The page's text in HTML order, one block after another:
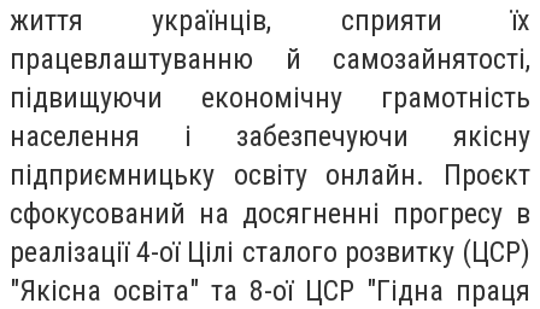
життя українців, сприяти їх
працевлаштуванню й самозайнятості,
підвищуючи економічну грамотність
населення і забезпечуючи якісну
підприємницьку освіту онлайн. Проєкт
сфокусований на досягненні прогресу в
реалізації 4-ої Цілі сталого розвитку (ЦСР)
"Якісна освіта" та 8-ої ЦСР "Гідна праця